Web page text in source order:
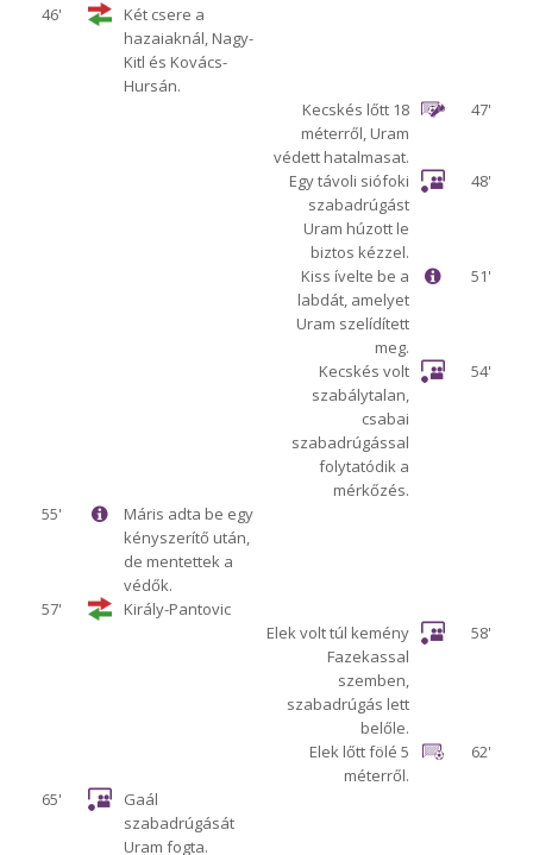
46'
Két csere a
hazaiaknál, Nagy-
Kitl és Kovács-
Hursán.
47'
Kecskés lőtt 18
méterről, Uram
védett hatalmasat.
48'
Egy távoli siófoki
szabadrúgást
Uram húzott le
biztos kézzel.
51'
Kiss ívelte be a
labdát, amelyet
Uram szelídített
meg.
54'
Kecskés volt
szabálytalan,
csabai
szabadrúgással
folytatódik a
mérkőzés.
55'
Máris adta be egy
kényszerítő után,
de mentettek a
védők.
57'
Király-Pantovic
58'
Elek volt túl kemény
Fazekassal
szemben,
szabadrúgás lett
belőle.
62'
Elek lőtt fölé 5
méterről.
65'
Gaál
szabadrúgását
Uram fogta.